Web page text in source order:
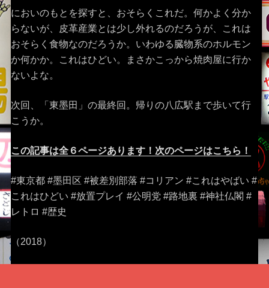
においのもとを探すと、おそらくこれだ。何かよく分か
らないが、皮革産業とは少し外れるのだろうが、これは
おそらく食物なのだろうか。いわゆる臓物系のホルモン
か何かか。これはひどい。まさかこっから焼肉屋に行か
ないよな。
次回、「東墨田」の最終回。帰りの八広駅まで歩いて行
こうか。
この記事は全６ページあります！次のページはこちら！
#東京都 #墨田区 #被差別部落 #コリアン #これはやばい #
これはひどい #放置プレイ #公明党 #路地裏 #神社仏閣 #
レトロ #歴史
（2018）